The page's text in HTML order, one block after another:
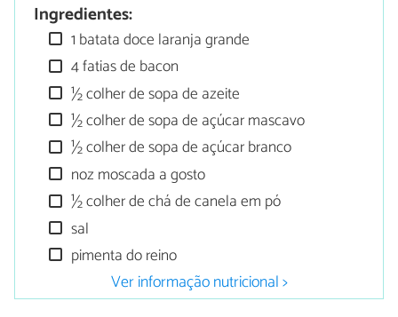
Ingredientes:
1 batata doce laranja grande
4 fatias de bacon
½ colher de sopa de azeite
½ colher de sopa de açúcar mascavo
½ colher de sopa de açúcar branco
noz moscada a gosto
½ colher de chá de canela em pó
sal
pimenta do reino
Ver informação nutricional >